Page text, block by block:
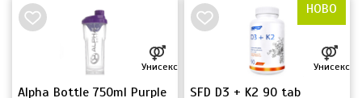
Alpha Bottle 750ml Purple
Унисекс
НОВО
SFD D3 + K2 90 tab
Унисекс